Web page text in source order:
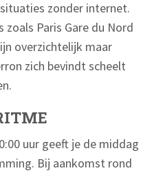
zonder internet.
Paris Gare du Nord
overzichtelijk maar
zich bevindt scheelt
uur geeft je de middag
Bij aankomst rond